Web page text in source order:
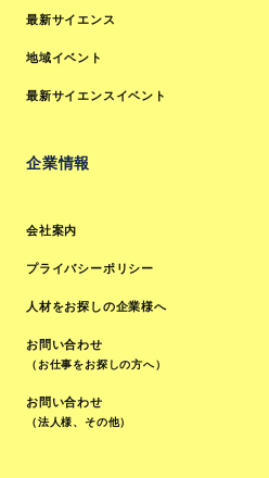
最新サイエンス
地域イベント
最新サイエンスイベント
企業情報
会社案内
プライバシーポリシー
人材をお探しの企業様へ
お問い合わせ
（お仕事をお探しの方へ）
お問い合わせ
（法人様、その他）